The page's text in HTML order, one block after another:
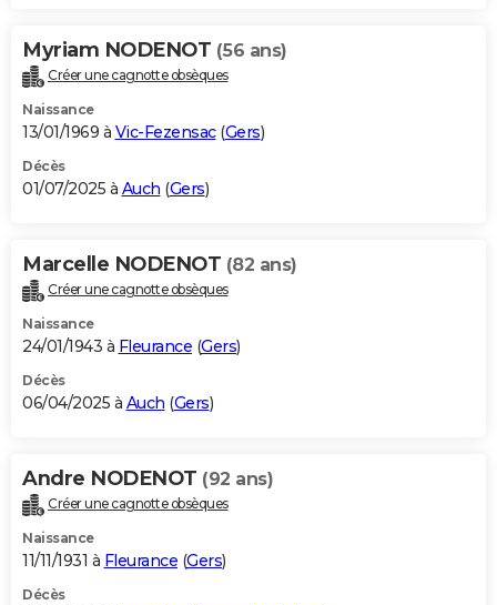
Carte de Noël
Carte Bonne année
Carte Saint-Valentin
Carte Pâques
Carte d'anniversaire
DICTIONNAIRE
Dictionnaire
Biographies
Citations
Expressions
Proverbes
PROGRAMME TV
S'inscrire
Se connecter
Lycées
Collèges
Primaires
Universités
Entreprises
Service militaire
Avis de recherche
AVIS DE DÉCÈS
Bricolage
Lifestyle
Culture
Sport
Auto
Television
Voyage
Cinema
Myriam NODENOT (56 ans)
Créer une cagnotte obsèques
Naissance
13/01/1969 à Vic-Fezensac(Gers)
Décès
01/07/2025 à Auch (Gers)
Marcelle NODENOT (82 ans)
Créer une cagnotte obsèques
Naissance
24/01/1943 à Fleurance (Gers)
Décès
06/04/2025 à Auch (Gers)
Andre NODENOT (92 ans)
Créer une cagnotte obsèques
Naissance
11/11/1931 à Fleurance (Gers)
Décès